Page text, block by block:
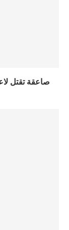
صاعقة تقتل لاعبًا وتصيب 12